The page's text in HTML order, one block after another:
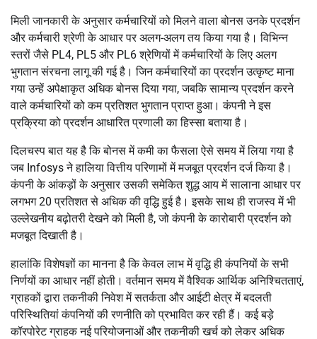
मिली जानकारी के अनुसार कर्मचारियों को मिलने वाला बोनस उनके प्रदर्शन
और कर्मचारी श्रेणी के आधार पर अलग-अलग तय किया गया है। विभिन्न
स्तरों जैसे PL4, PL5 और PL6 श्रेणियों में कर्मचारियों के लिए अलग
भुगतान संरचना लागू की गई है। जिन कर्मचारियों का प्रदर्शन उत्कृष्ट माना
गया उन्हें अपेक्षाकृत अधिक बोनस दिया गया, जबकि सामान्य प्रदर्शन करने
वाले कर्मचारियों को कम प्रतिशत भुगतान प्राप्त हुआ। कंपनी ने इस
प्रक्रिया को प्रदर्शन आधारित प्रणाली का हिस्सा बताया है।
दिलचस्प बात यह है कि बोनस में कमी का फैसला ऐसे समय में लिया गया है
जब Infosys ने हालिया वित्तीय परिणामों में मजबूत प्रदर्शन दर्ज किया है।
कंपनी के आंकड़ों के अनुसार उसकी समेकित शुद्ध आय में सालाना आधार पर
लगभग 20 प्रतिशत से अधिक की वृद्धि हुई है। इसके साथ ही राजस्व में भी
उल्लेखनीय बढ़ोतरी देखने को मिली है, जो कंपनी के कारोबारी प्रदर्शन को
मजबूत दिखाती है।
हालांकि विशेषज्ञों का मानना है कि केवल लाभ में वृद्धि ही कंपनियों के सभी
निर्णयों का आधार नहीं होती। वर्तमान समय में वैश्विक आर्थिक अनिश्चितताएं,
ग्राहकों द्वारा तकनीकी निवेश में सतर्कता और आईटी क्षेत्र में बदलती
परिस्थितियां कंपनियों की रणनीति को प्रभावित कर रही हैं। कई बड़े
कॉरपोरेट ग्राहक नई परियोजनाओं और तकनीकी खर्च को लेकर अधिक